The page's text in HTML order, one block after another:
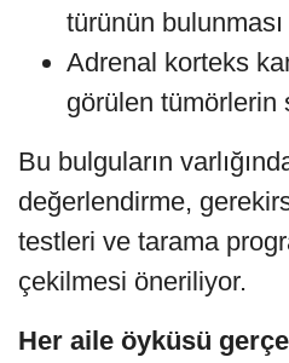
türünün bulunması
Adrenal korteks
görülen tümörlerin
Bu bulguların
değerlendirme,
testleri ve tarama
çekilmesi öneriliyor.
Her aile öyküsü